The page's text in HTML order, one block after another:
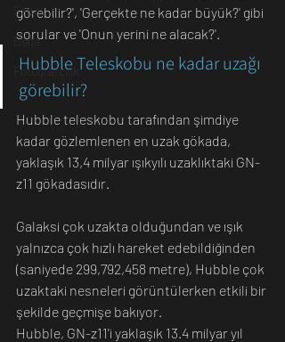
Sanat
Doğa
Fotoğrafçılık
görebilir?', 'Gerçekte ne kadar büyük?' gibi
sorular ve 'Onun yerini ne alacak?'.
Hubble Teleskobu ne kadar uzağı
görebilir?
Hubble teleskobu tarafından şimdiye
kadar gözlemlenen en uzak gökada,
yaklaşık 13,4 milyar ışıkyılı uzaklıktaki GN-
z11 gökadasıdır.
Galaksi çok uzakta olduğundan ve ışık
yalnızca çok hızlı hareket edebildiğinden
(saniyede 299,792,458 metre), Hubble çok
uzaktaki nesneleri görüntülerken etkili bir
şekilde geçmişe bakıyor.
Hubble, GN-z11'i yaklaşık 13.4 milyar yıl